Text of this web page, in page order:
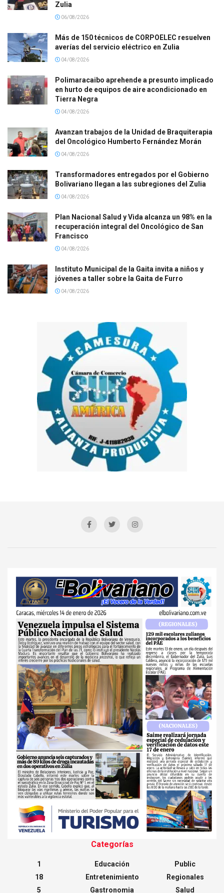
Zulia
06/08/2026
Más de 150 técnicos de CORPOELEC resuelven
averías del servicio eléctrico en Zulia
04/08/2026
Polimaracaibo aprehende a presunto implicado
en hurto de equipos de aire acondicionado en
Tierra Negra
04/08/2026
Avanzan trabajos de la Unidad de Braquiterapia
del Oncológico Humberto Fernández Morán
04/08/2026
Transformadores entregados por el Gobierno
Bolivariano llegan a las subregiones del Zulia
04/08/2026
Plan Nacional Salud y Vida alcanza un 98% en la
recuperación integral del Oncológico de San
Francisco
04/08/2026
Instituto Municipal de la Gaita invita a niños y
jóvenes a taller sobre la Gaita de Furro
04/08/2026
Categorías
1
18
5
Educación
Entretenimiento
Gastronomia
Public
Regionales
Salud